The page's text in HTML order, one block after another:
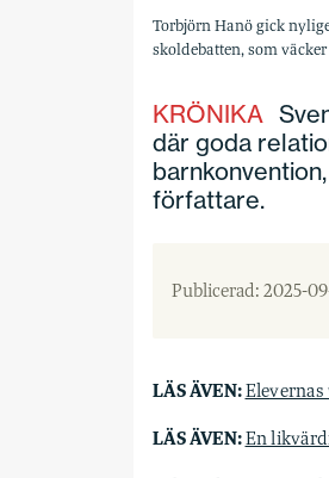
Torbjörn Hanö gick
skoldebatten, som
KRÖNIKA
där goda
författare.
Publicerad: 2025-
LÄS ÄVEN:
LÄS ÄVEN:En